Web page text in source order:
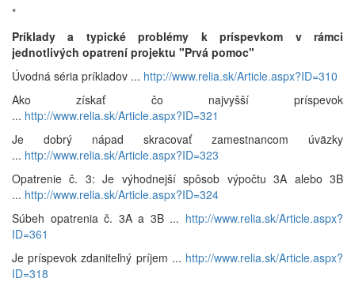
*
Príklady a typické problémy k príspevkom v rámci
jednotlivých opatrení projektu "Prvá pomoc"
Úvodná séria príkladov ... http://www.relia.sk/Article.aspx?ID=310
Ako získať čo najvyšší príspevok
... http://www.relia.sk/Article.aspx?ID=321
Je dobrý nápad skracovať zamestnancom úväzky
... http://www.relia.sk/Article.aspx?ID=323
Opatrenie č. 3: Je výhodnejší spôsob výpočtu 3A alebo 3B
... http://www.relia.sk/Article.aspx?ID=324
Súbeh opatrenia č. 3A a 3B ... http://www.relia.sk/Article.aspx?
ID=361
Je príspevok zdaniteľný príjem ... http://www.relia.sk/Article.aspx?
ID=318